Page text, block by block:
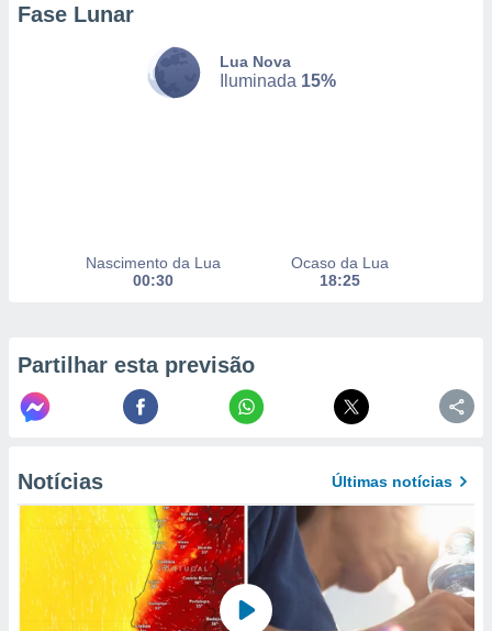
e melhorar
dados
através
Fase Lunar
Lua Nova
Iluminada 15%
Nascimento da Lua
00:30
Ocaso da Lua
18:25
Partilhar esta previsão
Notícias Últimas notícias